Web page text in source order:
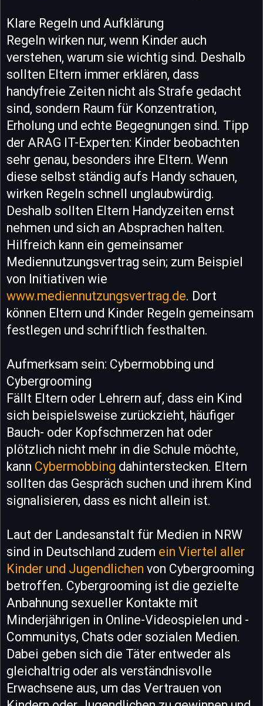
Klare Regeln und Aufklärung
Regeln wirken nur, wenn Kinder auch
verstehen, warum sie wichtig sind. Deshalb
sollten Eltern immer erklären, dass
handyfreie Zeiten nicht als Strafe gedacht
sind, sondern Raum für Konzentration,
Erholung und echte Begegnungen sind. Tipp
der ARAG IT-Experten: Kinder beobachten
sehr genau, besonders ihre Eltern. Wenn
diese selbst ständig aufs Handy schauen,
wirken Regeln schnell unglaubwürdig.
Deshalb sollten Eltern Handyzeiten ernst
nehmen und sich an Absprachen halten.
Hilfreich kann ein gemeinsamer
Mediennutzungsvertrag sein; zum Beispiel
von Initiativen wie
www.mediennutzungsvertrag.de. Dort
können Eltern und Kinder Regeln gemeinsam
festlegen und schriftlich festhalten.
Aufmerksam sein: Cybermobbing und
Cybergrooming
Fällt Eltern oder Lehrern auf, dass ein Kind
sich beispielsweise zurückzieht, häufiger
Bauch- oder Kopfschmerzen hat oder
plötzlich nicht mehr in die Schule möchte,
kann Cybermobbing dahinterstecken. Eltern
sollten das Gespräch suchen und ihrem Kind
signalisieren, dass es nicht allein ist.
Laut der Landesanstalt für Medien in NRW
sind in Deutschland zudem ein Viertel aller
Kinder und Jugendlichen von Cybergrooming
betroffen. Cybergrooming ist die gezielte
Anbahnung sexueller Kontakte mit
Minderjährigen in Online-Videospielen und -
Communitys, Chats oder sozialen Medien.
Dabei geben sich die Täter entweder als
gleichaltrig oder als verständnisvolle
Erwachsene aus, um das Vertrauen von